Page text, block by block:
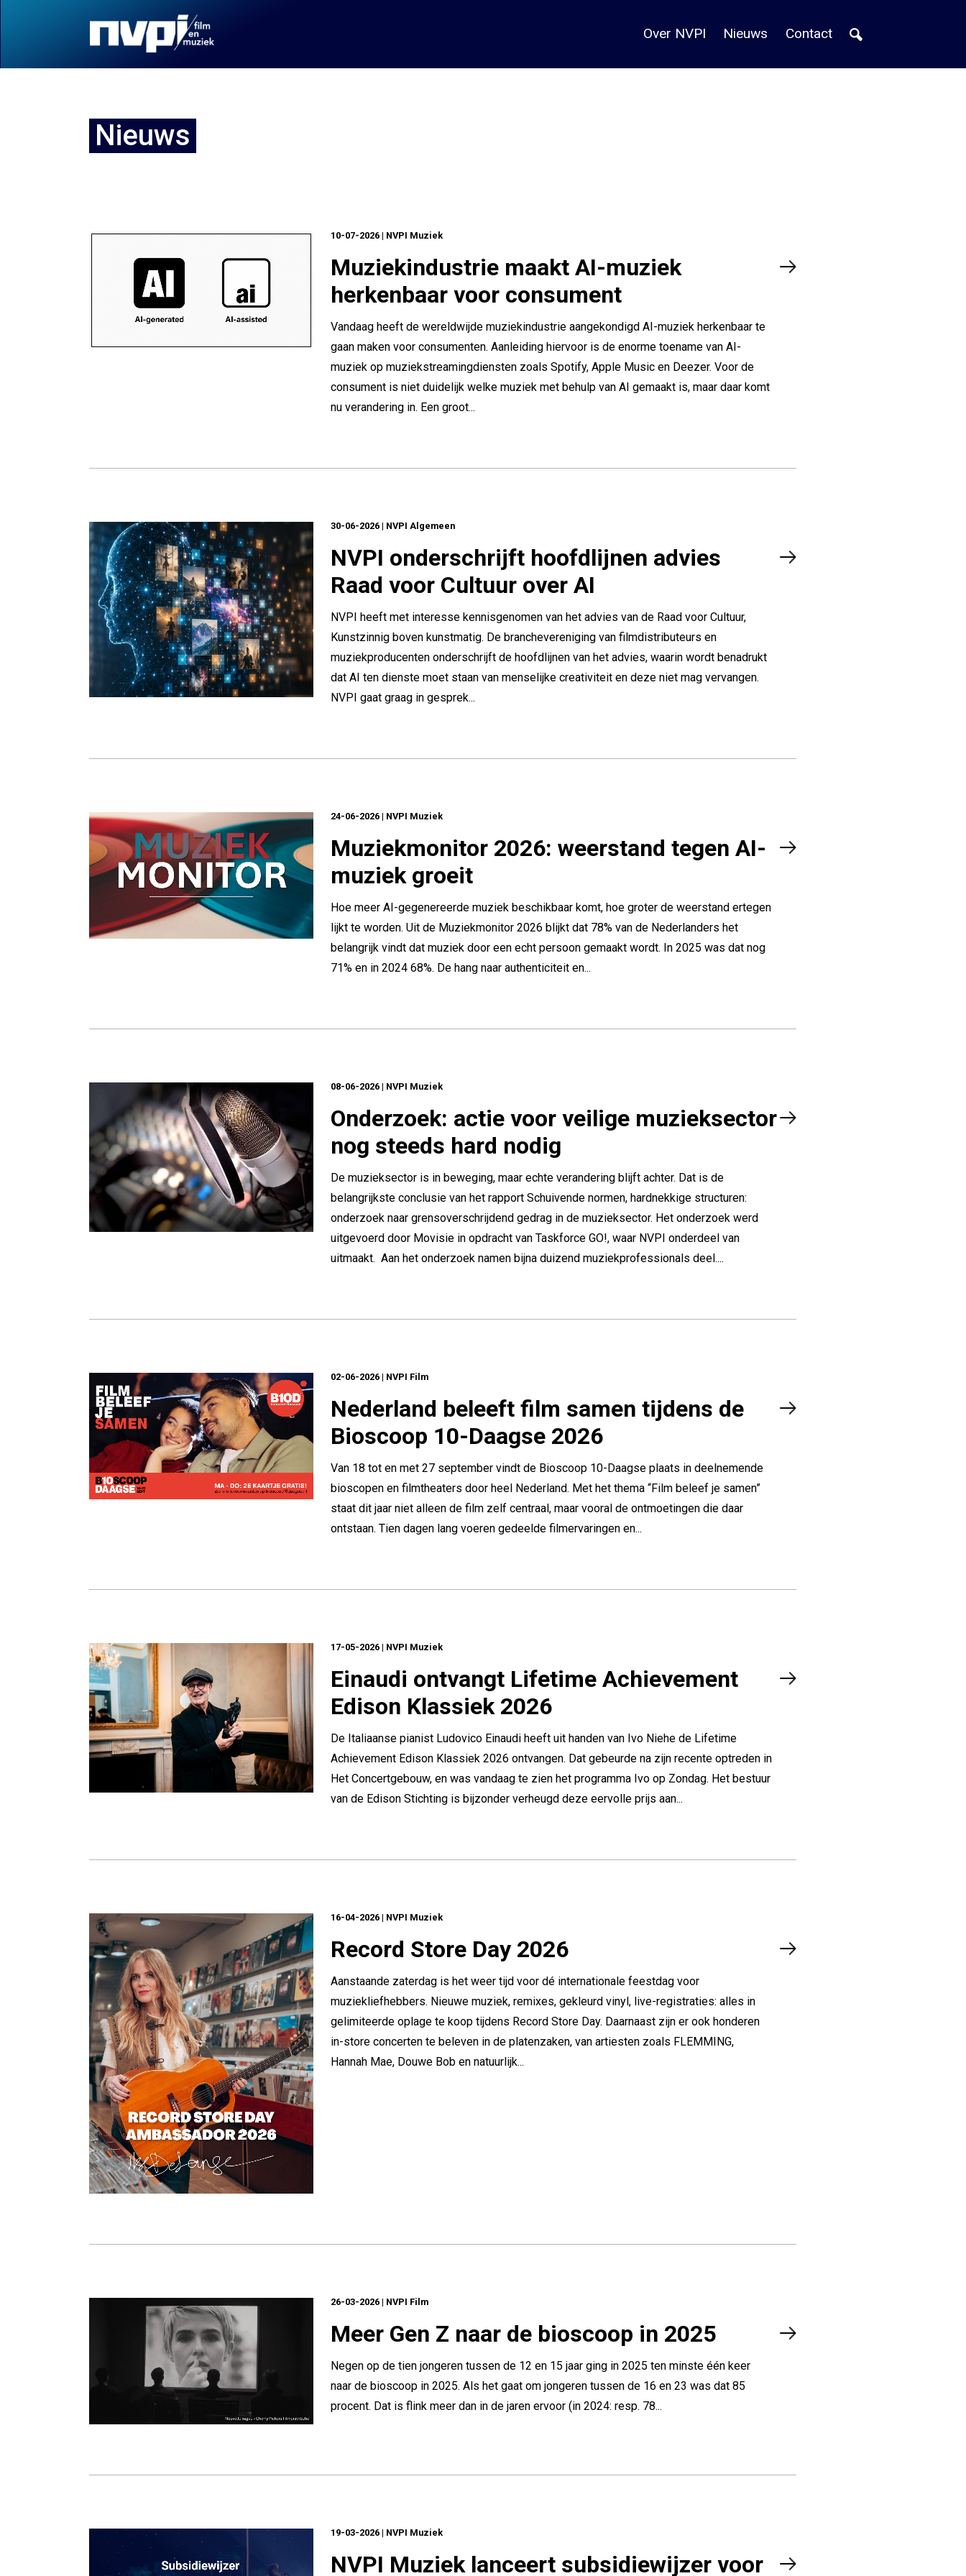
Over NVPI Nieuws Contact
Nieuws
10-07-2026 | NVPI Muziek
Muziekindustrie maakt AI-muziek
herkenbaar voor consument
Vandaag heeft de wereldwijde muziekindustrie aangekondigd AI-muziek herkenbaar te
gaan maken voor consumenten. Aanleiding hiervoor is de enorme toename van AI-
muziek op muziekstreamingdiensten zoals Spotify, Apple Music en Deezer. Voor de
consument is niet duidelijk welke muziek met behulp van AI gemaakt is, maar daar komt
nu verandering in. Een groot...
30-06-2026 | NVPI Algemeen
NVPI onderschrijft hoofdlijnen advies
Raad voor Cultuur over AI
NVPI heeft met interesse kennisgenomen van het advies van de Raad voor Cultuur,
Kunstzinnig boven kunstmatig. De branchevereniging van filmdistributeurs en
muziekproducenten onderschrijft de hoofdlijnen van het advies, waarin wordt benadrukt
dat AI ten dienste moet staan van menselijke creativiteit en deze niet mag vervangen.
NVPI gaat graag in gesprek...
24-06-2026 | NVPI Muziek
Muziekmonitor 2026: weerstand tegen AI-
muziek groeit
Hoe meer AI-gegenereerde muziek beschikbaar komt, hoe groter de weerstand ertegen
lijkt te worden. Uit de Muziekmonitor 2026 blijkt dat 78% van de Nederlanders het
belangrijk vindt dat muziek door een echt persoon gemaakt wordt. In 2025 was dat nog
71% en in 2024 68%. De hang naar authenticiteit en...
08-06-2026 | NVPI Muziek
Onderzoek: actie voor veilige muzieksector
nog steeds hard nodig
De muzieksector is in beweging, maar echte verandering blijft achter. Dat is de
belangrijkste conclusie van het rapport Schuivende normen, hardnekkige structuren:
onderzoek naar grensoverschrijdend gedrag in de muzieksector. Het onderzoek werd
uitgevoerd door Movisie in opdracht van Taskforce GO!, waar NVPI onderdeel van
uitmaakt. Aan het onderzoek namen bijna duizend muziekprofessionals deel....
02-06-2026 | NVPI Film
Nederland beleeft film samen tijdens de
Bioscoop 10-Daagse 2026
Van 18 tot en met 27 september vindt de Bioscoop 10-Daagse plaats in deelnemende
bioscopen en filmtheaters door heel Nederland. Met het thema “Film beleef je samen”
staat dit jaar niet alleen de film zelf centraal, maar vooral de ontmoetingen die daar
ontstaan. Tien dagen lang voeren gedeelde filmervaringen en...
17-05-2026 | NVPI Muziek
Einaudi ontvangt Lifetime Achievement
Edison Klassiek 2026
De Italiaanse pianist Ludovico Einaudi heeft uit handen van Ivo Niehe de Lifetime
Achievement Edison Klassiek 2026 ontvangen. Dat gebeurde na zijn recente optreden in
Het Concertgebouw, en was vandaag te zien het programma Ivo op Zondag. Het bestuur
van de Edison Stichting is bijzonder verheugd deze eervolle prijs aan...
16-04-2026 | NVPI Muziek
Record Store Day 2026
Aanstaande zaterdag is het weer tijd voor dé internationale feestdag voor
muziekliefhebbers. Nieuwe muziek, remixes, gekleurd vinyl, live-registraties: alles in
gelimiteerde oplage te koop tijdens Record Store Day. Daarnaast zijn er ook honderen
in-store concerten te beleven in de platenzaken, van artiesten zoals FLEMMING,
Hannah Mae, Douwe Bob en natuurlijk...
26-03-2026 | NVPI Film
Meer Gen Z naar de bioscoop in 2025
Negen op de tien jongeren tussen de 12 en 15 jaar ging in 2025 ten minste één keer
naar de bioscoop in 2025. Als het gaat om jongeren tussen de 16 en 23 was dat 85
procent. Dat is flink meer dan in de jaren ervoor (in 2024: resp. 78...
19-03-2026 | NVPI Muziek
NVPI Muziek lanceert subsidiewijzer voor